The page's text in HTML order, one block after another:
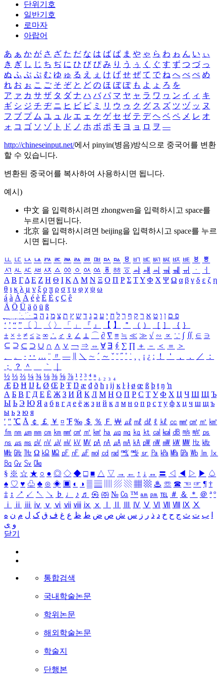
단위기호
일반기호
로마자
아랍어
あ ぁ か が さ ざ た だ な は ば ぱ ま や ゃ ら わ ゎ ん い ぃ
き ぎ し じ ち ぢ に ひ び ぴ み り う ぅ く ぐ す ず つ づ っ
ぬ ふ ぶ ぷ む ゆ ゅ る え ぇ け げ せ ぜ て で ね へ べ ぺ め
れ お ぉ こ ご そ ぞ と ど の ほ ぼ ぽ も よ ょ ろ を
ア ァ カ サ ザ タ ダ ナ ハ バ パ マ ヤ ャ ラ ワ ヮ ン イ ィ キ
ギ シ ジ チ ヂ ニ ヒ ビ ピ ミ リ ウ ゥ ク グ ス ズ ツ ヅ ッ ヌ
フ ブ プ ム ユ ュ ル エ ェ ケ ゲ セ ゼ テ デ ヘ ベ ペ メ レ オ
ォ コ ゴ ソ ゾ ト ド ノ ホ ボ ポ モ ヨ ョ ロ ヲ ―
http://chineseinput.net/에서 pinyin(병음)방식으로 중국어를 변환
할 수 있습니다.
변환된 중국어를 복사하여 사용하시면 됩니다.
예시)
中文 을 입력하시려면 zhongwen을 입력하시고 space를
누르시면됩니다.
北京 을 입력하시려면 beijing을 입력하시고 space를 누르
시면 됩니다.
ㅥ ㅦ ㅧ ㅨ ㅩ ㅪ ㅫ ㅬ ㅭ ㅮ ㅯ ㅰ ㅱ ㅲ ㅳ ㅴ ㅵ ㅶ ㅷ ㅸ
ㅹ
ㅺ ㅻ ㅼ ㅽ ㅾ ㅿ ㆀ ㆁ ㆂ ㆃ ㆄ ㆅ ㆆ ㆇ ㆈ ㆉ ㆊ ㆋ ㆌ ㆍ
ㆎ
Α Β ΓΔ Ε Ζ Η Θ Ι ΚΛ Μ Ν Ξ Ο Π Ρ Σ ΤΥ Φ Χ Ψ Ω α β γ δ ε ζ η
θ ι κ λ μ ν ξ ο π ρ σ τ υ φ χ ψ ω
á à Á À é è É È ç Ç ê
Ä Ö Ü ä ö ü ß
ִֶֹ ֻּ ׁׂ פ ם ן ו ט א ר ק ף ך ל ח י ע כ ג ד ש ץ ת צ מ נ ה ב
‘ ’ “ ” 〔 〕 〈 〉 「 」 『 』 【 】 ＂ （ ） ［ ］ ｛ ｝
± × ÷ ≠ ≤ ≥ ∞ ∴ ♂ ♀ ∠ ⊥ ⌒ ∂ ∇ ≡ ≒ ≪ ≫ √ ∽ ∝ ∵ ∫ ∬ ∈ ∋
⊆ ⊇ ⊂ ⊃ ∪ ∩ ∧ ∨ ￢ ⇒ ⇔ ∀ ∃ ∮ ∑ ∏ ＋ － ＜ ＝
＞
、
。 · ‥ … ¨ 〃 ― ＼ ∼ ´ ～ ˇ ˘ ˝ ˚ ˙ ¸ ¡ ¿ ː ！ ＇ ， ． ／
：
；
？ ＾ ｀
½ ⅓ ⅔ ¼ ¾ ⅛ ⅜ ⅝ ⅞ ¹ ² ³ ⁴ ⁿ ₁ ₂ ₃ ₄
Æ Ð Ħ Ĳ Ł Ø Œ Þ Ŧ Ŋ æ đ ð ħ ı ĳ ĸ ŀ ł ø œ ß þ ŧ ŋ ŉ
А Б В Г Д Е Ё Ж З И Й К Л М Н О П Р С Т У Ф Х Ц Ч Ш Щ Ъ
Ы Ь Э Ю Я а б в г д е ё ж з и й к л м н о п р с т у ф х ц ч ш щ ъ
ы ь э ю я
′ ″ ℃ Å ￠ ￡ ￥ ¤ ℉ ‰ ＄ ％ Ｆ ￦ ㎕ ㎖ ㎗ ℓ ㎘ ㏄ ㎣ ㎤ ㎥ ㎦
㎙ ㎚ ㎛ ㎜ ㎝ ㎞ ㎟ ㎠ ㎡ ㎢ ㏊ ㎍ ㎎ ㎏ ㏏ ㎈ ㎉ ㏈ ㎧ ㎨ ㎰
㎱ ㎲ ㎳ ㎴ ㎵ ㎶ ㎷ ㎸ ㎹ ㎀ ㎁ ㎂ ㎃ ㎄ ㎺ ㎻ ㎽ ㎾ ㎿ ㎐ ㎑
㎒ ㎓ ㎔ Ω ㏀ ㏁ ㎊ ㎋ ㎌ ㏖ ㏅ ㎭ ㎮ ㎯ ㏛ ㎩ ㎪ ㎫ ㎬ ㏝ ㏐
㏓
㏃ ㏉ ㏜ ㏆
§ ※ ☆ ★ ○ ● ◎ ◇ ◆ □ ■ △ ▽ → ← ↑ ↓ ↔ 〓 ◁ ◀ ▷ ▶ ♤
♠ ♡ ♥ ♧ ♣ ⊙ ◈ ▣ ◐ ◑ ▒ ▤ ▨ ▧ ▦ ▩ ♨ ☏ ☎ ☜ ☞ ¶ †
‡ ↕ ↗ ↙ ↖ ↘ ♭ ♩ ♪ ♬ ㉿ ㈜ № ㏇ ™ ㏂ ㏘ ℡ ＃ ＆ ＊ ＠ ª º
ⅰ
ⅱ ⅲ ⅳ ⅴ ⅵ ⅶ ⅷ ⅸ ⅹ Ⅳ Ⅴ Ⅵ Ⅶ Ⅷ Ⅸ Ⅹ
ب ت ث ج ح خ د ذ ر ز س ش ص ض ط ظ ع غ ف ق ک ل م ن ه
و ی
닫기
통합검색
국내학술논문
학위논문
해외학술논문
학술지
단행본